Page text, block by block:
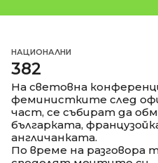
НАЦИОНАЛНИ
382
На световна
феминистките след
част, се събират да
българката,
англичанката.
По време на разговора